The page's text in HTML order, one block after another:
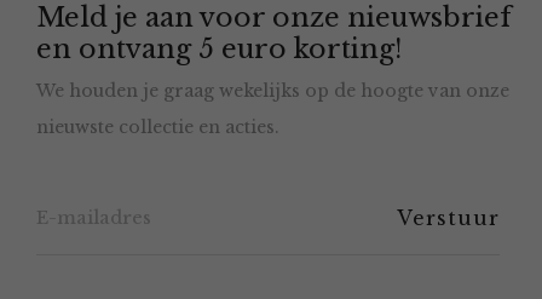
Meld je aan voor onze nieuwsbrief
en ontvang 5 euro korting!
We houden je graag wekelijks op de hoogte van onze
nieuwste collectie en acties.